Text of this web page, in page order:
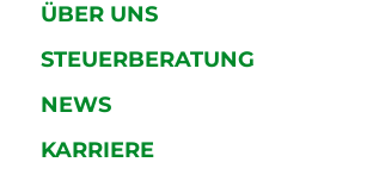
ÜBER UNS
STEUERBERATUNG
NEWS
KARRIERE